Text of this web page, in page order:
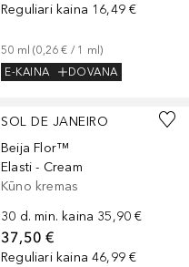
Reguliari kaina 16,49 €
50 ml (0,26 € / 1 ml)
E-KAINA
DOVANA
SOL DE JANEIRO
Beija Flor™
Elasti - Cream
Kūno kremas
30 d. min. kaina 35,90 €
37,50 €
Reguliari kaina 46,99 €